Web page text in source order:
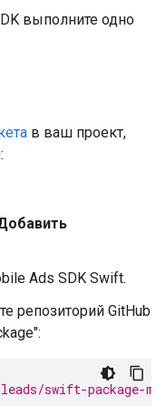
выполните одно
в ваш проект,
Ads SDK Swift.
репозиторий GitHub
swift-package-